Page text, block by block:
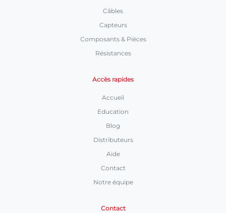
Câbles
Capteurs
Composants & Pièces
Résistances
Accès rapides
Accueil
Education
Blog
Distributeurs
Aide
Contact
Notre équipe
Contact